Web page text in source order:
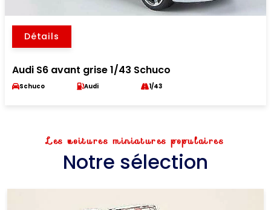
Détails
Audi S6 avant grise 1/43 Schuco
Schuco Audi 1/43
Les voitures miniatures populaires
Notre sélection